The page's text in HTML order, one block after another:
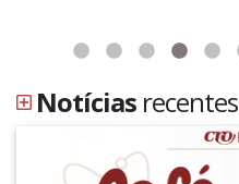
Notícias recentes